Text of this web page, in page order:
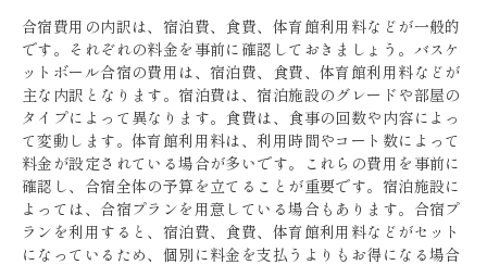
合宿費用の内訳は、宿泊費、食費、体育館利用料などが一般的
です。それぞれの料金を事前に確認しておきましょう。バスケ
ットボール合宿の費用は、宿泊費、食費、体育館利用料などが
主な内訳となります。宿泊費は、宿泊施設のグレードや部屋の
タイプによって異なります。食費は、食事の回数や内容によっ
て変動します。体育館利用料は、利用時間やコート数によって
料金が設定されている場合が多いです。これらの費用を事前に
確認し、合宿全体の予算を立てることが重要です。宿泊施設に
よっては、合宿プランを用意している場合もあります。合宿プ
ランを利用すると、宿泊費、食費、体育館利用料などがセット
になっているため、個別に料金を支払うよりもお得になる場合